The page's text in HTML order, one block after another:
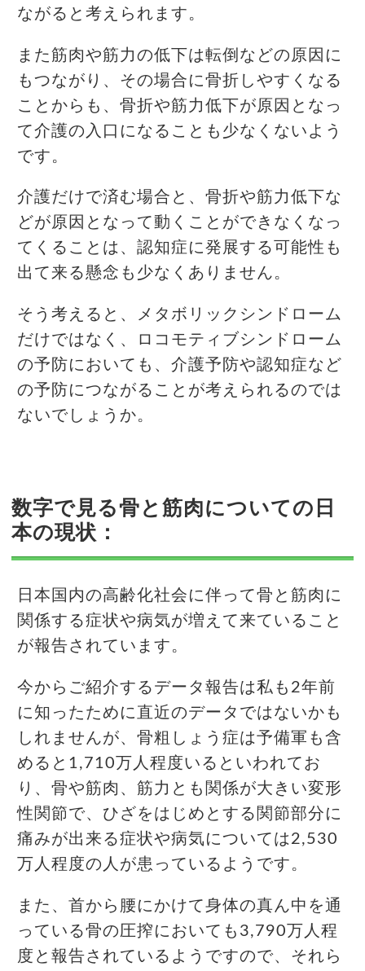
ながると考えられます。
また筋肉や筋力の低下は転倒などの原因に
もつながり、その場合に骨折しやすくなる
ことからも、骨折や筋力低下が原因となっ
て介護の入口になることも少なくないよう
です。
介護だけで済む場合と、骨折や筋力低下な
どが原因となって動くことができなくなっ
てくることは、認知症に発展する可能性も
出て来る懸念も少なくありません。
そう考えると、メタボリックシンドローム
だけではなく、ロコモティブシンドローム
の予防においても、介護予防や認知症など
の予防につながることが考えられるのでは
ないでしょうか。
数字で見る骨と筋肉についての日
本の現状：
日本国内の高齢化社会に伴って骨と筋肉に
関係する症状や病気が増えて来ていること
が報告されています。
今からご紹介するデータ報告は私も2年前
に知ったために直近のデータではないかも
しれませんが、骨粗しょう症は予備軍も含
めると1,710万人程度いるといわれてお
り、骨や筋肉、筋力とも関係が大きい変形
性関節で、ひざをはじめとする関節部分に
痛みが出来る症状や病気については2,530
万人程度の人が患っているようです。
また、首から腰にかけて身体の真ん中を通
っている骨の圧搾においても3,790万人程
度と報告されているようですので、それら